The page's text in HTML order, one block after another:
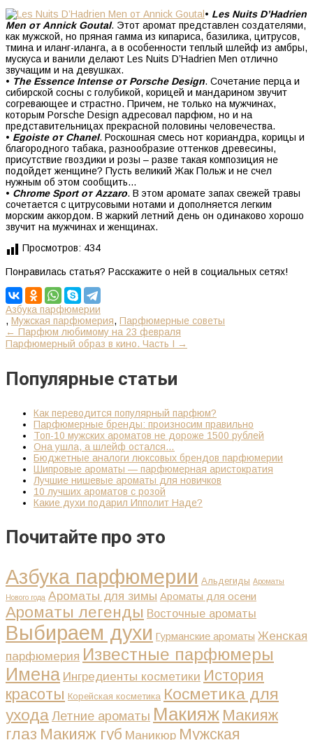
• Les Nuits D’Hadrien
Men от Annick Goutal. Этот аромат представлен создателями,
как мужской, но пряная гамма из кипариса, базилика, цитрусов,
тмина и иланг-иланга, а в особенности теплый шлейф из амбры,
мускуса и ванили делают Les Nuits D’Hadrien Men отлично
звучащим и на девушках.
• The Essence Intense от Porsche Design. Сочетание перца и
сибирской сосны с голубикой, корицей и мандарином звучит
согревающее и страстно. Причем, не только на мужчинах,
которым Porsche Design адресовал парфюм, но и на
представительницах прекрасной половины человечества.
• Egoiste от Chanel. Роскошная смесь нот кориандра, корицы и
благородного табака, разнообразие оттенков древесины,
присутствие гвоздики и розы – разве такая композиция не
подойдет женщине? Пусть великий Жак Польж и не счел
нужным об этом сообщить…
• Chrome Sport от Azzaro. В этом аромате запах свежей травы
сочетается с цитрусовыми нотами и дополняется легким
морским аккордом. В жаркий летний день он одинаково хорошо
звучит на мужчинах и женщинах.
Просмотров: 434
Понравилась статья? Расскажите о ней в социальных сетях!
Азбука парфюмерии
, Мужская парфюмерия, Парфюмерные советы
К
записям
← Парфюм любимому на 23 февраля
Парфюмерный образ в кино. Часть I →
Популярные статьи
Как переводится популярный парфюм?
Парфюмерные бренды: произносим правильно
Топ-10 мужских ароматов не дороже 1500 рублей
Она ушла, а шлейф остался…
Бюджетные аналоги люксовых брендов парфюмерии
Шипровые ароматы — парфюмерная аристократия
Лучшие нишевые ароматы для новичков
10 лучших ароматов с розой
Какие духи подарил Ипполит Наде?
Почитайте про это
Азбука парфюмерии Альдегиды Ароматы
Нового года Ароматы для зимы Ароматы для осени
Ароматы легенды Восточные ароматы
Выбираем духи Гурманские ароматы Женская
парфюмерия Известные парфюмеры
Имена Ингредиенты косметики История
красоты Корейская косметика Косметика для
ухода Летние ароматы Макияж Макияж
глаз Макияж губ Маникюр Мужская